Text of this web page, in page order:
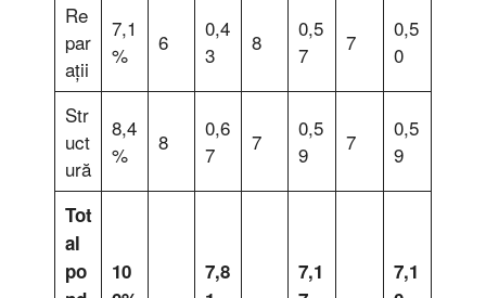
Re
par
ații
7,1
%
6
0,4
3
8
0,5
7
7
0,5
0
Str
uct
ură
8,4
%
8
0,6
7
7
0,5
9
7
0,5
9
Tot
al
po
10
7,8
7,1
7,1